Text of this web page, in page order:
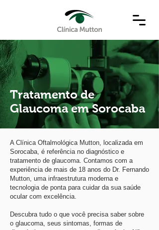
Tratamento de
Glaucoma em Sorocaba
A Clínica Oftalmológica Mutton, localizada em
Sorocaba, é referência no diagnóstico e
tratamento de glaucoma. Contamos com a
experiência de mais de 18 anos do Dr. Fernando
Mutton, uma infraestrutura moderna e
tecnologia de ponta para cuidar da sua saúde
ocular com excelência.
Descubra tudo o que você precisa saber sobre
o glaucoma, seus sintomas, formas de